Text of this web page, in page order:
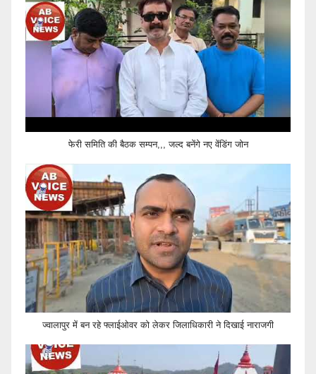
फेरी समिति की बैठक सम्पन,,, जल्द बनेंगे नए वेंडिंग जोन
ज्वालापुर में बन रहे फ्लाईओवर को लेकर जिलाधिकारी ने दिखाई नाराजगी